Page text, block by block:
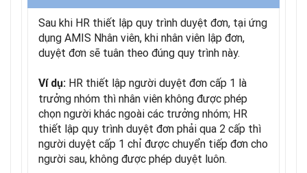
Sau khi HR thiết lập quy trình duyệt đơn, tại ứng
dụng AMIS Nhân viên, khi nhân viên lập đơn,
duyệt đơn sẽ tuân theo đúng quy trình này.
Ví dụ: HR thiết lập người duyệt đơn cấp 1 là
trưởng nhóm thì nhân viên không được phép
chọn người khác ngoài các trưởng nhóm; HR
thiết lập quy trình duyệt đơn phải qua 2 cấp thì
người duyệt cấp 1 chỉ được chuyển tiếp đơn cho
người sau, không được phép duyệt luôn.